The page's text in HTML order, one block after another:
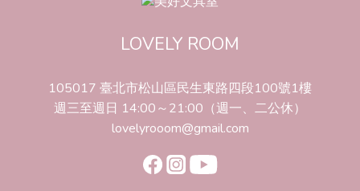
LOVELY ROOM
105017 臺北市松山區民生東路四段100號1樓
週三至週日 14:00～21:00（週一、二公休）
lovelyrooom@gmail.com